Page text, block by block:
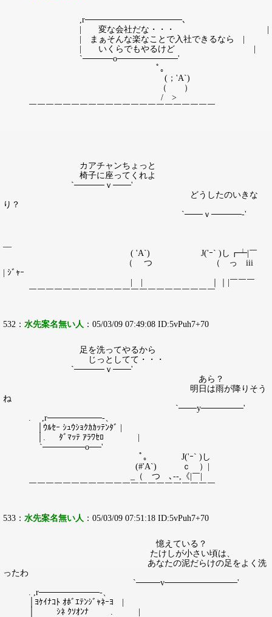
,r────────────────､
| 変な会社だな・・・ |
| まぁそんな楽なことで入社できるなら |
| いくらでもやるけど |
`─────о──────────'
ﾟ｡
(；'A`)
（ ）
/ >
￣￣￣￣￣￣￣￣￣￣￣￣￣￣￣￣￣￣￣￣￣￣
カアチャンちょっと
椅子に座ってくれよ
`─────ｖ───'
どうしたのいきな
り？
`───ｖ─────‐'
( 'A`) J('ｰ` )し┏┷|￣
（ つ （ っ iii
| ｼﾞｬｰ
| | ｜｜|￣￣￣
￣￣￣￣￣￣￣￣￣￣￣￣￣￣￣￣￣￣￣￣￣￣
532： 水先案名無い人 ：05/03/09 07:49:08 ID:5vPuh7+70
足を洗ってやるから
じっとしてて・・・
`─────ｖ───'
あら？
明日は雨が降りそう
ね
`───y───────'
. ,r─────────‐、
│ｳﾙｾｰ ｼｭｳｼｮｸｶｶｯﾃﾝﾀﾞ |
│. ﾀﾞﾏｯﾃ ｱﾗﾜｾﾛ |
`───────о──'
ﾟ｡ J('ｰ` )し
(#'A`) ｃ ）|
_（ つ ､--,《|￣|
￣￣￣￣￣￣￣￣￣￣￣￣￣￣￣￣￣￣￣￣￣￣
533： 水先案名無い人 ：05/03/09 07:51:18 ID:5vPuh7+70
憶えている？
たけしが小さい頃は、
あなたの泥だらけの足をよく洗
ったわ
`────v────────────'
. ,r──────────‐、
│ﾖｹｲﾅｺﾄ ｵﾎﾞｴﾃﾝｼﾞｬﾈｰﾖ |
│ ｼﾈ ｸｿｵﾝﾅ . |